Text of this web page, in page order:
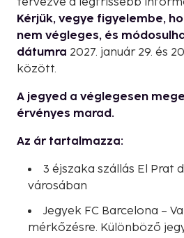
Kérjük, vegye figyelembe,
nem végleges, és
dátumra 2027. január 29. és
között.
A jegyed a véglegesen
érvényes marad.
Az ár tartalmazza:
3 éjszaka szállás El Prat
városában
Jegyek FC Barcelona –
mérkőzésre. Különböző